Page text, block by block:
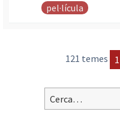
pel·lícula
121 temes 1